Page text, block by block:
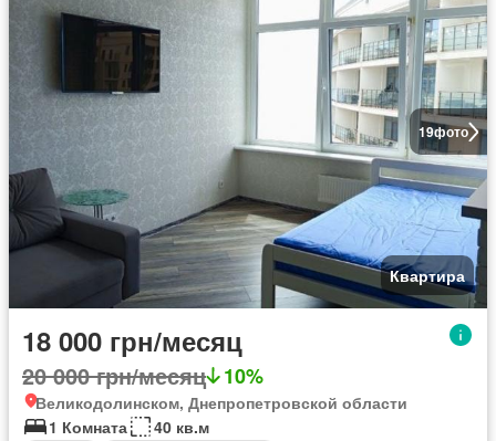
19фото
Квартира
18 000 грн/месяц
20 000 грн/месяц 10%
Великодолинском, Днепропетровской области
1 Комната
40 кв.м